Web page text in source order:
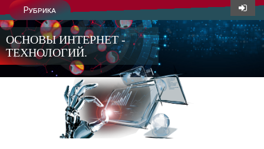
Рубрика
ОСНОВЫ ИНТЕРНЕТ -
ТЕХНОЛОГИЙ.